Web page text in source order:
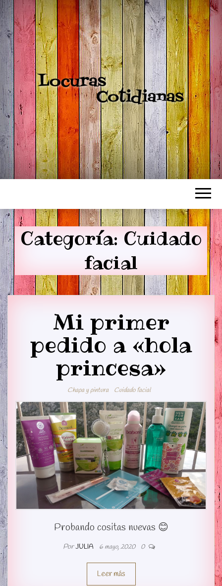
LOCURAS
COTIDIANAS
Categoría: Cuidado
facial
Mi primer
pedido a «hola
princesa»
Chapa y pintura Cuidado facial
Probando cositas nuevas 😊
PorJULIA 6 mayo, 2020 0
Leer más